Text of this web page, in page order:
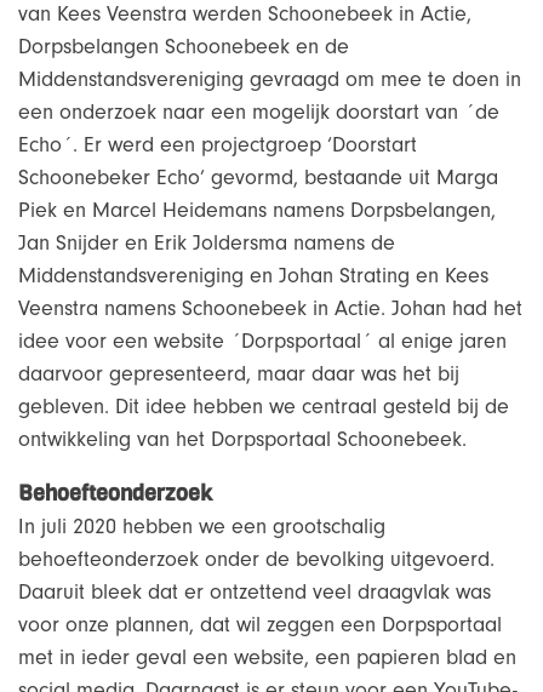
van Kees Veenstra werden Schoonebeek in Actie,
Dorpsbelangen Schoonebeek en de
Middenstandsvereniging gevraagd om mee te doen in
een onderzoek naar een mogelijk doorstart van ´de
Echo´. Er werd een projectgroep ‘Doorstart
Schoonebeker Echo’ gevormd, bestaande uit Marga
Piek en Marcel Heidemans namens Dorpsbelangen,
Jan Snijder en Erik Joldersma namens de
Middenstandsvereniging en Johan Strating en Kees
Veenstra namens Schoonebeek in Actie. Johan had het
idee voor een website ´Dorpsportaal´ al enige jaren
daarvoor gepresenteerd, maar daar was het bij
gebleven. Dit idee hebben we centraal gesteld bij de
ontwikkeling van het Dorpsportaal Schoonebeek.
Behoefteonderzoek
In juli 2020 hebben we een grootschalig
behoefteonderzoek onder de bevolking uitgevoerd.
Daaruit bleek dat er ontzettend veel draagvlak was
voor onze plannen, dat wil zeggen een Dorpsportaal
met in ieder geval een website, een papieren blad en